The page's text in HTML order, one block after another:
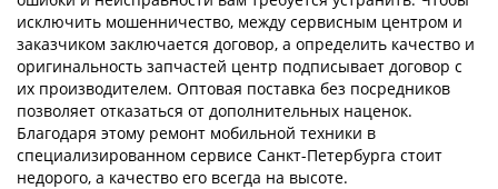
исключить мошенничество, между сервисным центром и
заказчиком заключается договор, а определить качество и
оригинальность запчастей центр подписывает договор с
их производителем. Оптовая поставка без посредников
позволяет отказаться от дополнительных наценок.
Благодаря этому ремонт мобильной техники в
специализированном сервисе Санкт-Петербурга стоит
недорого, а качество его всегда на высоте.